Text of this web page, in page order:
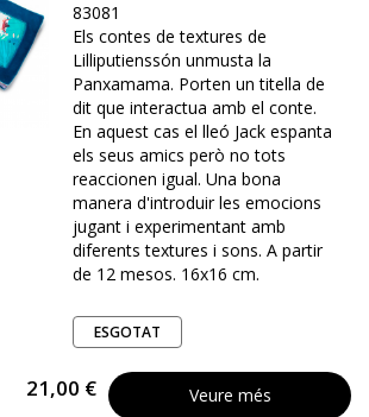
83081
Els contes de textures de
Lilliputienssón unmusta la
Panxamama. Porten un titella de
dit que interactua amb el conte.
En aquest cas el lleó Jack espanta
els seus amics però no tots
reaccionen igual. Una bona
manera d'introduir les emocions
jugant i experimentant amb
diferents textures i sons. A partir
de 12 mesos. 16x16 cm.
ESGOTAT
21,00 € Veure més